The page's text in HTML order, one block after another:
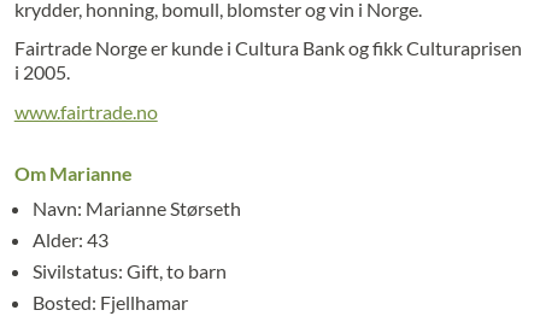
krydder, honning, bomull, blomster og vin i Norge.
Fairtrade Norge er kunde i Cultura Bank og fikk Culturaprisen
i 2005.
www.fairtrade.no
Om Marianne
Navn: Marianne Størseth
Alder:43
Sivilstatus:Gift, to barn
Bosted: Fjellhamar